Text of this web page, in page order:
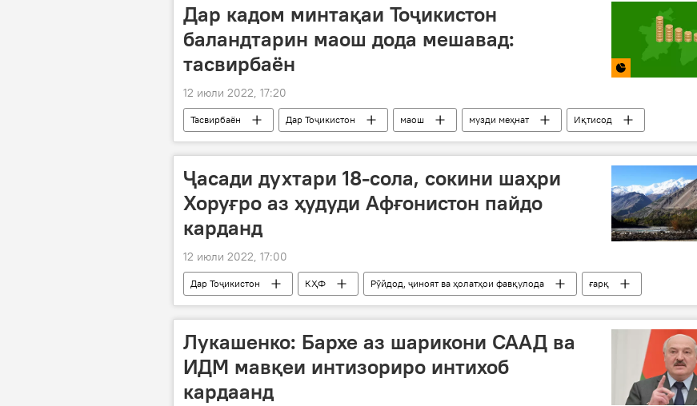
Дар кадом минтақаи Тоҷикистон
баландтарин маош дода мешавад:
тасвирбаён
12 июли 2022, 17:20
Тасвирбаён Дар Тоҷикистон маош музди меҳнат
Иқтисод
Иҷтимоъ
Ҷасади духтари 18-сола, сокини шаҳри
Хоруғро аз ҳудуди Афғонистон пайдо
карданд
12 июли 2022, 17:00
Дар Тоҷикистон КҲФ Рӯйдод, ҷиноят ва ҳолатҳои фавқулода
ғарқ
Хоруғ
Лукашенко: Бархе аз шарикони СААД ва
ИДМ мавқеи интизориро интихоб
кардаанд